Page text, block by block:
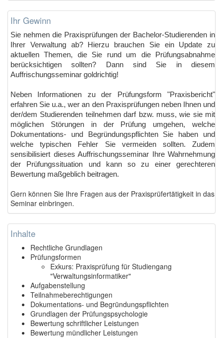
Ihr Gewinn
Sie nehmen die Praxisprüfungen der Bachelor-Studierenden in
Ihrer Verwaltung ab? Hierzu brauchen Sie ein Update zu
aktuellen Themen, die Sie rund um die Prüfungsabnahme
berücksichtigen sollten? Dann sind Sie in diesem
Auffrischungsseminar goldrichtig!
Neben Informationen zu der Prüfungsform "Praxisbericht"
erfahren Sie u.a., wer an den Praxisprüfungen neben Ihnen und
der/dem Studierenden teilnehmen darf bzw. muss, wie sie mit
möglichen Störungen in der Prüfung umgehen, welche
Dokumentations- und Begründungspflichten Sie haben und
welche typischen Fehler Sie vermeiden sollten. Zudem
sensibilisiert dieses Auffrischungsseminar Ihre Wahrnehmung
der Prüfungssituation und kann so zu einer gerechteren
Bewertung maßgeblich beitragen.
Gern können Sie Ihre Fragen aus der Praxisprüfertätigkeit in das
Seminar einbringen.
Inhalte
Rechtliche Grundlagen
Prüfungsformen
Exkurs: Praxisprüfung für Studiengang
"Verwaltungsinformatiker"
Aufgabenstellung
Teilnahmeberechtigungen
Dokumentations- und Begründungspflichten
Grundlagen der Prüfungspsychologie
Bewertung schriftlicher Leistungen
Bewertung mündlicher Leistungen